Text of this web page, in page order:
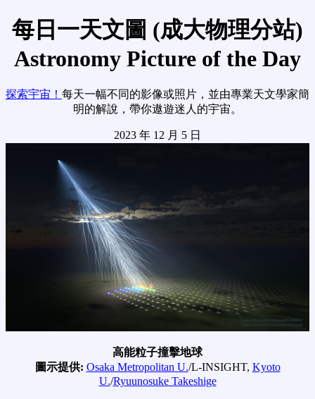
每日一天文圖 (成大物理分站)
Astronomy Picture of the Day
探索宇宙！ 每天一幅不同的影像或照片，並由專業天文學家簡
明的解說，帶你遨遊迷人的宇宙。
2023 年 12 月 5 日
高能粒子撞擊地球
圖示提供: Osaka Metropolitan U./L-INSIGHT, Kyoto
U./Ryuunosuke Takeshige